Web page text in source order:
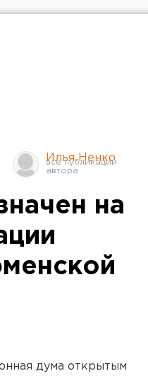
Илья Ненко
на
дума открытым